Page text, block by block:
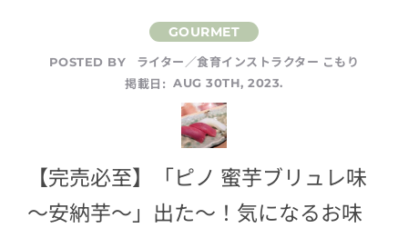
POSTED BY
ライター／食育インストラクター こもり
掲載日: AUG 30TH, 2023.
【完売必至】「ピノ 蜜芋ブリュレ味
～安納芋～」出た〜！気になるお味